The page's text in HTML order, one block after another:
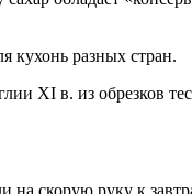
кухонь разных стран.
XI в. из обрезков
скорую руку к